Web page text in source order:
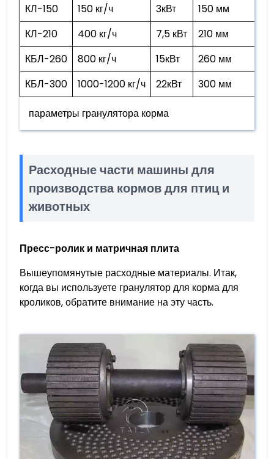
КЛ-150 150 кг/ч 3кВт
150 мм
КЛ-210
400 кг/ч 7,5 кВт
210 мм
КБЛ-260
800 кг/ч 15кВт
260 мм
КБЛ-300
1000-1200 кг/ч 22кВт 300 мм
параметры гранулятора корма
Расходные части машины для
производства кормов для птиц и
животных
Пресс-ролик и матричная плита
Вышеупомянутые расходные материалы. Итак,
когда вы используете гранулятор для корма для
кроликов, обратите внимание на эту часть.